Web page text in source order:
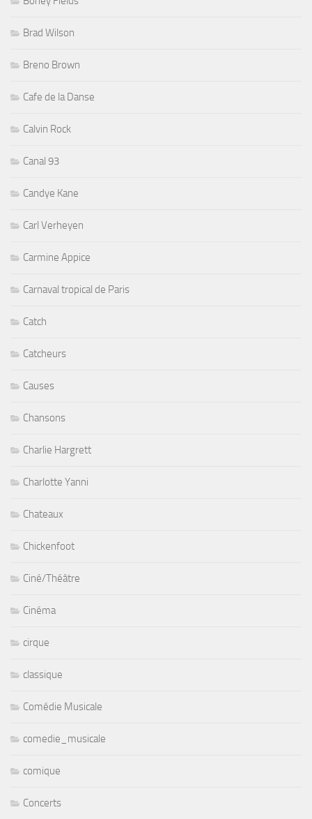
Brad Wilson
Breno Brown
Cafe de la Danse
Calvin Rock
Canal 93
Candye Kane
Carl Verheyen
Carmine Appice
Carnaval tropical de Paris
Catch
Catcheurs
Causes
Chansons
Charlie Hargrett
Charlotte Yanni
Chateaux
Chickenfoot
Ciné/Théâtre
Cinéma
cirque
classique
Comédie Musicale
comedie_musicale
comique
Concerts